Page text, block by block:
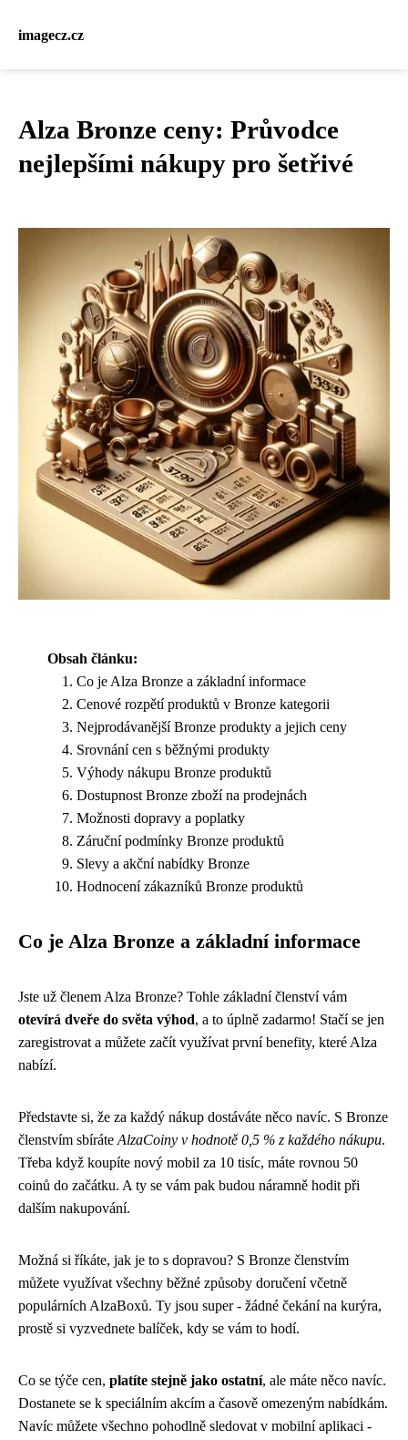
imagecz.cz
Alza Bronze ceny: Průvodce
nejlepšími nákupy pro šetřivé
Obsah článku:
Co je Alza Bronze a základní informace
Cenové rozpětí produktů v Bronze kategorii
Nejprodávanější Bronze produkty a jejich ceny
Srovnání cen s běžnými produkty
Výhody nákupu Bronze produktů
Dostupnost Bronze zboží na prodejnách
Možnosti dopravy a poplatky
Záruční podmínky Bronze produktů
Slevy a akční nabídky Bronze
Hodnocení zákazníků Bronze produktů
Co je Alza Bronze a základní informace
Jste už členem Alza Bronze? Tohle základní členství vám
otevírá dveře do světa výhod, a to úplně zadarmo! Stačí se jen
zaregistrovat a můžete začít využívat první benefity, které Alza
nabízí.
Představte si, že za každý nákup dostáváte něco navíc. S Bronze
členstvím sbíráte AlzaCoiny v hodnotě 0,5 % z každého nákupu.
Třeba když koupíte nový mobil za 10 tisíc, máte rovnou 50
coinů do začátku. A ty se vám pak budou náramně hodit při
dalším nakupování.
Možná si říkáte, jak je to s dopravou? S Bronze členstvím
můžete využívat všechny běžné způsoby doručení včetně
populárních AlzaBoxů. Ty jsou super - žádné čekání na kurýra,
prostě si vyzvednete balíček, kdy se vám to hodí.
Co se týče cen, platíte stejně jako ostatní, ale máte něco navíc.
Dostanete se k speciálním akcím a časově omezeným nabídkám.
Navíc můžete všechno pohodlně sledovat v mobilní aplikaci -